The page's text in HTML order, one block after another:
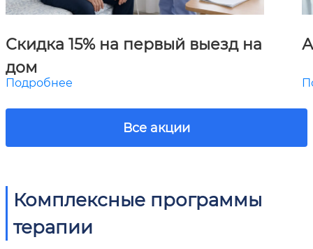
Скидка 15% на первый выезд на
дом
Подробнее
Все акции
Комплексные программы
терапии